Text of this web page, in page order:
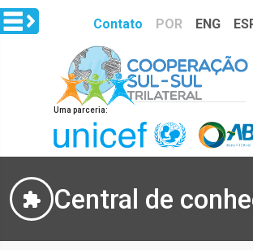
Pular para o conteúdo principal
Uma parceria:
Contato POR ENG
Central de